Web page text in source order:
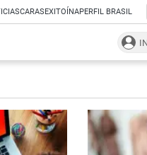
CARASEXITOÍNAPERFIL BRASIL